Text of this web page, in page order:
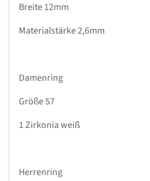
Breite 12mm
Materialstärke 2,6mm
Damenring
Größe 57
1 Zirkonia weiß
Herrenring